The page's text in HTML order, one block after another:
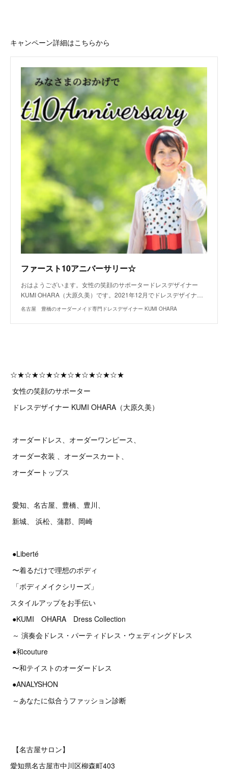
キャンペーン詳細はこちらから
ファースト10アニバーサリー☆
おはようございます。女性の笑顔のサポータードレスデザイナー
KUMI OHARA（大原久美）です。2021年12月でドレスデザイナ…
名古屋 豊橋のオーダーメイド専門ドレスデザイナー KUMI OHARA
☆★☆★☆★☆★☆★☆★☆★☆★
女性の笑顔のサポーター
ドレスデザイナー KUMI OHARA（大原久美）
オーダードレス、オーダーワンピース、
オーダー衣装 、オーダースカート、
オーダートップス
愛知、名古屋、豊橋、豊川、
新城、 浜松、蒲郡、岡崎
●Liberté
〜着るだけで理想のボディ
「ボディメイクシリーズ」
スタイルアップをお手伝い
●KUMI OHARA Dress Collection
～ 演奏会ドレス・パーティドレス・ウェディングドレス
●和couture
〜和テイストのオーダードレス
●ANALYSHON
～あなたに似合うファッション診断
【名古屋サロン】
愛知県名古屋市中川区柳森町403